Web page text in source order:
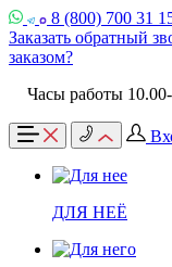
8 (800) 700 31
Заказать обратный
заказом?
Часы работы
ДЛЯ НЕЁ